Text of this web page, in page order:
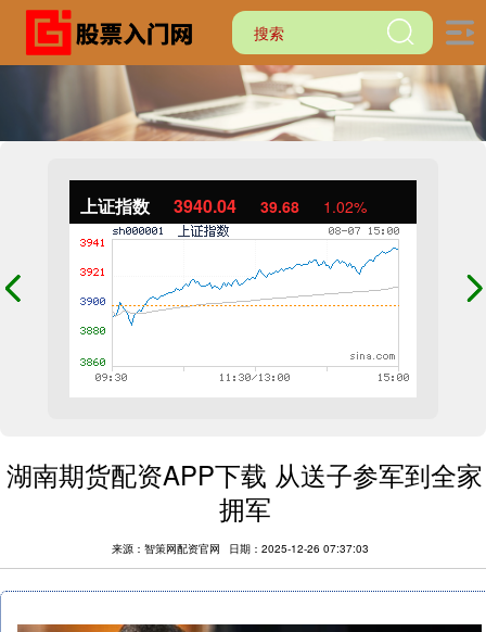
上证指数 3940.04 39.68 1.02%
湖南期货配资APP下载 从送子参军到全家
拥军
来源：智策网配资官网 日期：2025-12-26 07:37:03